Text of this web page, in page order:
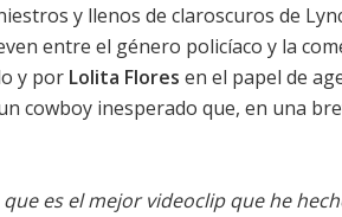
y llenos de claroscuros de
entre el género policíaco y la
y por Lolita Flores en el papel de
cowboy inesperado que, en una
que es el mejor videoclip que he